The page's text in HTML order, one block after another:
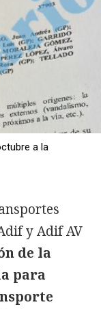
a la
y Adif AV
de la
para